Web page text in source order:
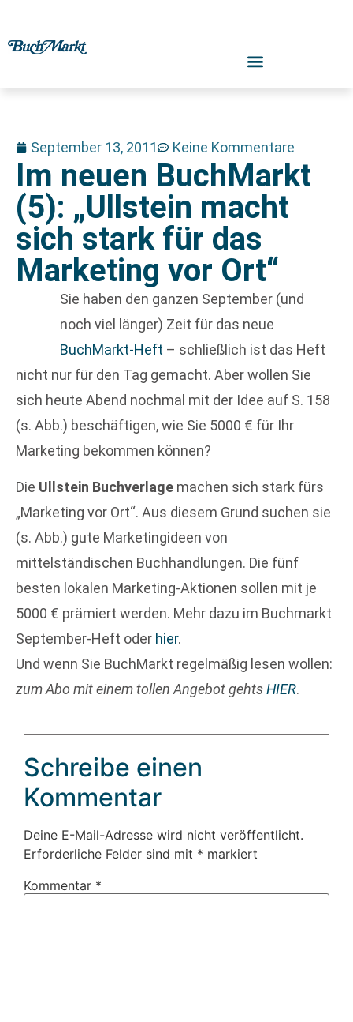
September 13, 2011 Keine Kommentare
Im neuen BuchMarkt
(5): „Ullstein macht
sich stark für das
Marketing vor Ort“
Sie haben den ganzen September (und
noch viel länger) Zeit für das neue
BuchMarkt-Heft – schließlich ist das Heft
nicht nur für den Tag gemacht. Aber wollen Sie
sich heute Abend nochmal mit der Idee auf S. 158
(s. Abb.) beschäftigen, wie Sie 5000 € für Ihr
Marketing bekommen können?
Die Ullstein Buchverlage machen sich stark fürs
„Marketing vor Ort“. Aus diesem Grund suchen sie
(s. Abb.) gute Marketingideen von
mittelständischen Buchhandlungen. Die fünf
besten lokalen Marketing-Aktionen sollen mit je
5000 € prämiert werden. Mehr dazu im Buchmarkt
September-Heft oder hier.
Und wenn Sie BuchMarkt regelmäßig lesen wollen:
zum Abo mit einem tollen Angebot gehtsHIER.
Schreibe einen
Kommentar
Deine E-Mail-Adresse wird nicht veröffentlicht.
Erforderliche Felder sind mit * markiert
Kommentar *